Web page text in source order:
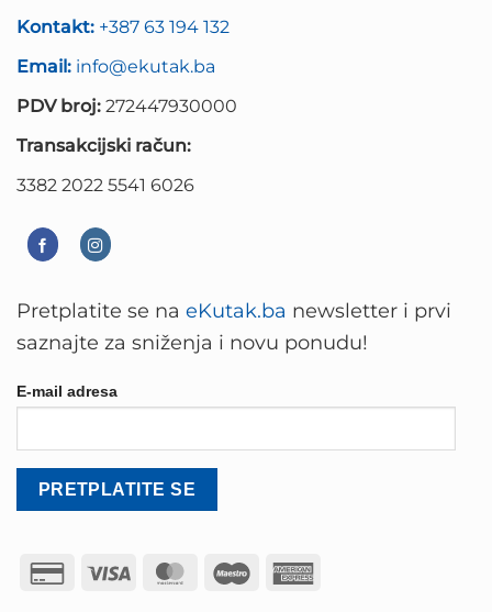
Kontakt: +387 63 194 132
Email: info@ekutak.ba
PDV broj: 272447930000
Transakcijski račun:
3382 2022 5541 6026
Pretplatite se na eKutak.ba newsletter i prvi
saznajte za sniženja i novu ponudu!
E-mail adresa
Credit
Visa MasterCard
Maestro